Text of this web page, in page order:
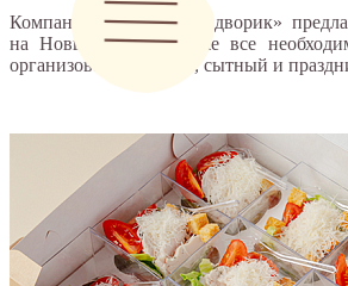
Компания «Пироговый дворик»
на Новый год, а также все
организовать вкусный, сытный и